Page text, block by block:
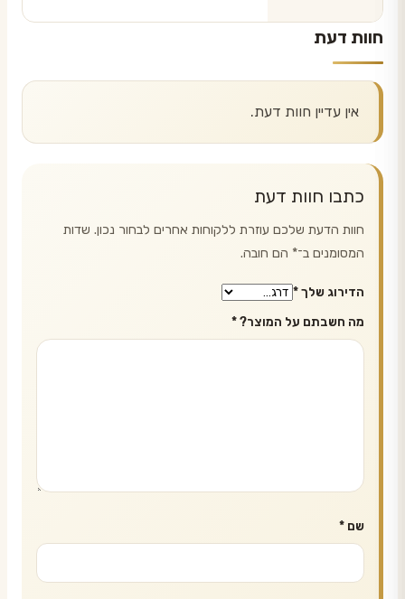
חוות דעת
אין עדיין חוות דעת.
כתבו חוות דעת
חוות הדעת שלכם עוזרת ללקוחות אחרים לבחור נכון. שדות
המסומנים ב־* הם חובה.
הדירוג שלך*
מה חשבתם על המוצר?*
שם *